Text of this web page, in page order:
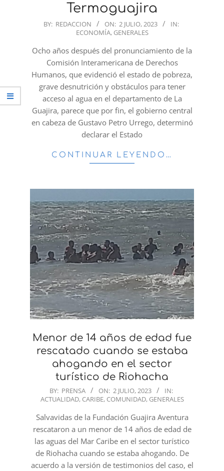
Termoguajira
2023-
02
BY: REDACCION ON: 2 JULIO, 2023
IN:
ECONOMÍA, GENERALES
Ocho años después del pronunciamiento de la
Comisión Interamericana de Derechos
Humanos, que evidenció el estado de pobreza,
grave desnutrición y obstáculos para tener
acceso al agua en el departamento de La
Guajira, parece que por fin, el gobierno central
en cabeza de Gustavo Petro Urrego, determinó
declarar el Estado
CONTINUAR LEYENDO…
Menor de 14 años de edad fue
rescatado cuando se estaba
ahogando en el sector
turístico de Riohacha
07-
02
BY: PRENSA ON: 2 JULIO, 2023
IN:
ACTUALIDAD, CARIBE, COMUNIDAD, GENERALES
Salvavidas de la Fundación Guajira Aventura
rescataron a un menor de 14 años de edad de
las aguas del Mar Caribe en el sector turístico
de Riohacha cuando se estaba ahogando. De
acuerdo a la versión de testimonios del caso, el